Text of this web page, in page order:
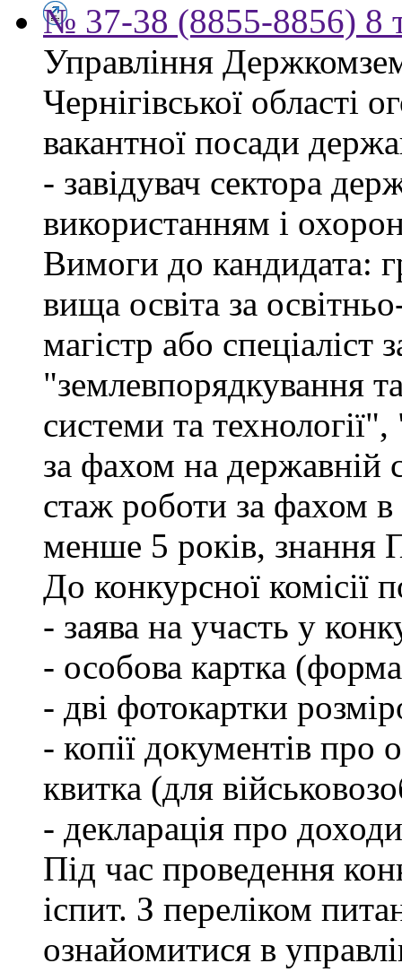
№ 37-38 (8855-8856) 8
Управління
Чернігівської області
вакантної посади
- завідувач сектора
використанням і
Вимоги до кандидата:
вища освіта за
магістр або спеціаліст
"землевпорядкування
системи та
за фахом на державній
стаж роботи за фахом
менше 5 років, знання
До конкурсної комісії
- заява на участь у
- особова картка
- дві фотокартки
- копії документів про
квитка (для
- декларація про
Під час проведення
іспит. З переліком
ознайомитися в